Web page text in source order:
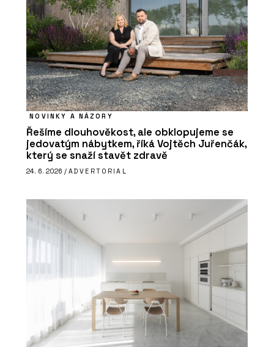
NOVINKY A NÁZORY
Řešíme dlouhověkost, ale obklopujeme se
jedovatým nábytkem, říká Vojtěch Juřenčák,
který se snaží stavět zdravě
24. 6. 2026 / ADVERTORIAL